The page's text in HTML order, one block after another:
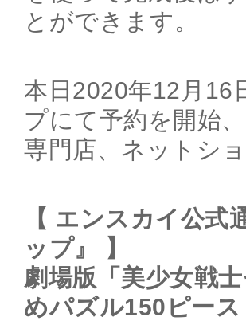
とができます。
本日2020年12月16
プにて予約を開始
専門店、ネットシ
【 エンスカイ公
ップ』 】
劇場版「美少女戦
めパズル150ピース